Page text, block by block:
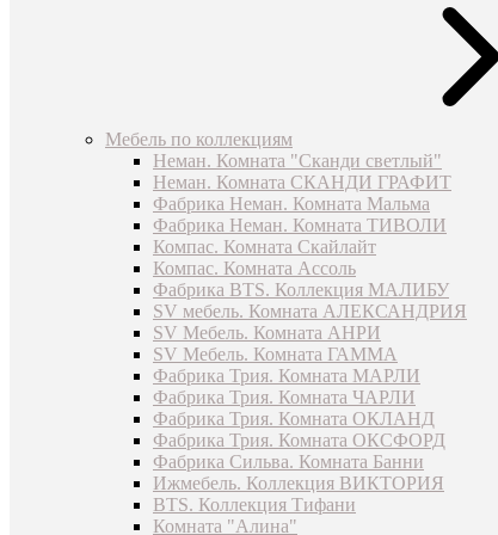
Мебель по коллекциям
Неман. Комната "Сканди светлый"
Неман. Комната СКАНДИ ГРАФИТ
Фабрика Неман. Комната Мальма
Фабрика Неман. Комната ТИВОЛИ
Компас. Комната Скайлайт
Компас. Комната Ассоль
Фабрика BTS. Коллекция МАЛИБУ
SV мебель. Комната АЛЕКСАНДРИЯ
SV Мебель. Комната АНРИ
SV Мебель. Комната ГАММА
Фабрика Трия. Комната МАРЛИ
Фабрика Трия. Комната ЧАРЛИ
Фабрика Трия. Комната ОКЛАНД
Фабрика Трия. Комната ОКСФОРД
Фабрика Сильва. Комната Банни
Ижмебель. Коллекция ВИКТОРИЯ
BTS. Коллекция Тифани
Комната "Алина"